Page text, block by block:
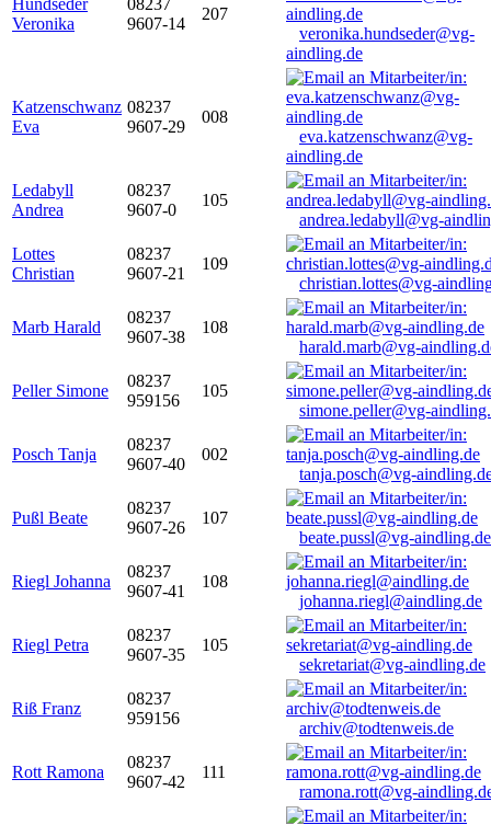
Hundseder
Veronika
08237
9607-14
207
veronika.hundseder@vg-
aindling.de
Katzenschwanz
Eva
08237
9607-29
008
eva.katzenschwanz@vg-
aindling.de
Ledabyll
Andrea
08237
9607-0
105
andrea.ledabyll@vg-
Lottes
Christian
08237
9607-21
109
christian.lottes@vg-
Marb Harald
08237
9607-38
108
harald.marb@vg-
Peller Simone
08237
959156
105
simone.peller@vg-
Posch Tanja
08237
9607-40
002
tanja.posch@vg-
Pußl Beate
08237
9607-26
107
beate.pussl@vg-aindling.de
Riegl Johanna
08237
9607-41
108
johanna.riegl@aindling.de
Riegl Petra
08237
9607-35
105
sekretariat@vg-aindling.de
Riß Franz
08237
959156
archiv@todtenweis.de
Rott Ramona
08237
9607-42
111
ramona.rott@vg-